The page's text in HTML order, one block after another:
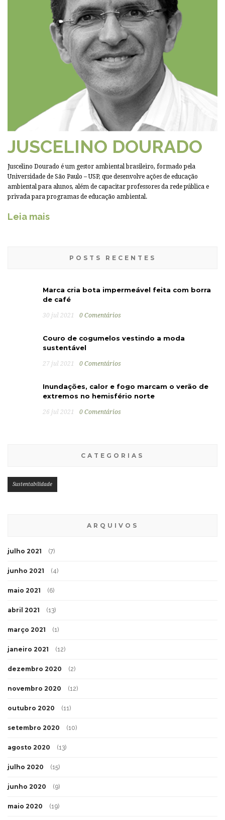
JUSCELINO DOURADO
Juscelino Dourado é um gestor ambiental brasileiro, formado pela
Universidade de São Paulo – USP, que desenvolve ações de educação
ambiental para alunos, além de capacitar professores da rede pública e
privada para programas de educação ambiental.
Leia mais
POSTS RECENTES
Marca cria bota impermeável feita com borra
de café
30 jul 2021 0 Comentários
Couro de cogumelos vestindo a moda
sustentável
27 jul 2021 0 Comentários
Inundações, calor e fogo marcam o verão de
extremos no hemisfério norte
26 jul 2021 0 Comentários
CATEGORIAS
Sustentabilidade
ARQUIVOS
julho 2021 (7)
junho 2021 (4)
maio 2021 (6)
abril 2021 (13)
março 2021 (1)
janeiro 2021 (12)
dezembro 2020 (2)
novembro 2020 (12)
outubro 2020 (11)
setembro 2020 (10)
agosto 2020 (13)
julho 2020 (15)
junho 2020 (9)
maio 2020 (19)